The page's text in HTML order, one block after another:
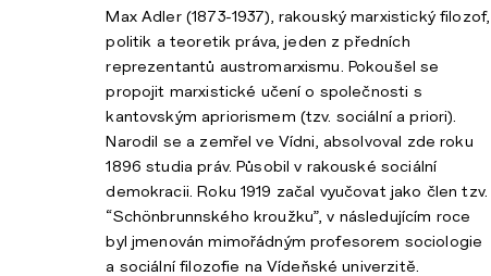
Max Adler (1873-1937), rakouský marxistický filozof,
politik a teoretik práva, jeden z předních
reprezentantů austromarxismu. Pokoušel se
propojit marxistické učení o společnosti s
kantovským apriorismem (tzv. sociální a priori).
Narodil se a zemřel ve Vídni, absolvoval zde roku
1896 studia práv. Působil v rakouské sociální
demokracii. Roku 1919 začal vyučovat jako člen tzv.
“Schönbrunnského kroužku”, v následujícím roce
byl jmenován mimořádným profesorem sociologie
a sociální filozofie na Vídeňské univerzitě.